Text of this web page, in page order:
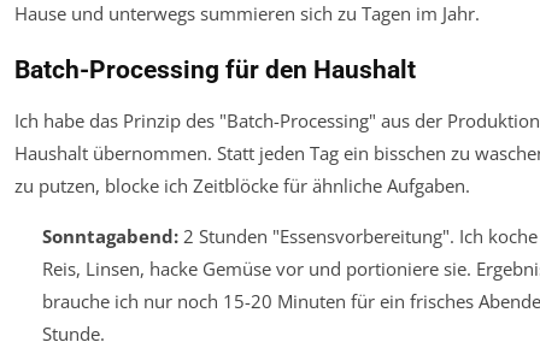
Hause und unterwegs summieren sich zu Tagen im Jahr.
Batch-Processing für den Haushalt
Ich habe das Prinzip des "Batch-Processing" aus der
Haushalt übernommen. Statt jeden Tag ein bisschen zu
zu putzen, blocke ich Zeitblöcke für ähnliche Aufgaben.
Sonntagabend:2 Stunden "Essensvorbereitung". Ich
Reis, Linsen, hacke Gemüse vor und portioniere sie.
brauche ich nur noch 15-20 Minuten für ein frisches
Stunde.